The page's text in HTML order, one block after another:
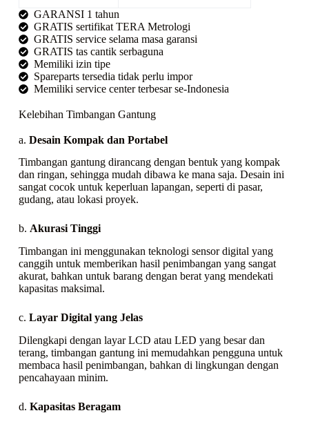
GARANSI 1 tahun
GRATIS sertifikat TERA Metrologi
GRATIS service selama masa garansi
GRATIS tas cantik serbaguna
Memiliki izin tipe
Spareparts tersedia tidak perlu impor
Memiliki service center terbesar se-Indonesia
Kelebihan Timbangan Gantung
a. Desain Kompak dan Portabel
Timbangan gantung dirancang dengan bentuk yang kompak
dan ringan, sehingga mudah dibawa ke mana saja. Desain ini
sangat cocok untuk keperluan lapangan, seperti di pasar,
gudang, atau lokasi proyek.
b. Akurasi Tinggi
Timbangan ini menggunakan teknologi sensor digital yang
canggih untuk memberikan hasil penimbangan yang sangat
akurat, bahkan untuk barang dengan berat yang mendekati
kapasitas maksimal.
c. Layar Digital yang Jelas
Dilengkapi dengan layar LCD atau LED yang besar dan
terang, timbangan gantung ini memudahkan pengguna untuk
membaca hasil penimbangan, bahkan di lingkungan dengan
pencahayaan minim.
d. Kapasitas Beragam